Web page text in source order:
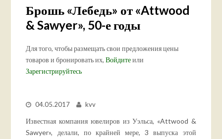
Брошь «Лебедь» от «Attwood
& Sawyer», 50-е годы
Для того, чтобы размещать свои предложения цены
товаров и бронировать их,Войдитеили
Зарегистрируйтесь
04.05.2017 kvv
Известная компания ювелиров из Уэльса, «Attwood &
Sawyer», делали, по крайней мере, 3 выпуска этой